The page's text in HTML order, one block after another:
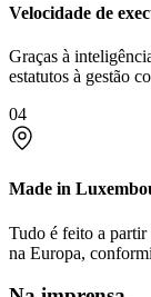
Velocidade de
Graças à
estatutos à gestão
04
Made in
Tudo é feito a
na Europa,